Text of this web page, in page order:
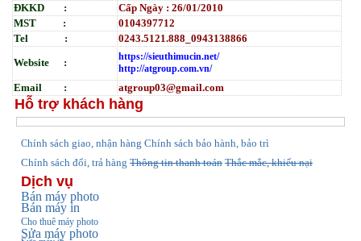
ĐKKD :
Cấp Ngày : 26/01/2010
MST :
0104397712
Tel :
0243.5121.888_0943138866
Website :
https://sieuthimucin.net/
http://atgroup.com.vn/
Email : atgroup03@gmail.com
Hỗ trợ khách hàng
Chính sách giao, nhận hàng Chính sách bảo hành, bảo trì
Chính sách đổi, trả hàng Thông tin thanh toán Thắc mắc, khiếu nại
Dịch vụ
Bán máy photo
Bán máy in
Cho thuê máy photo
Sửa máy photo